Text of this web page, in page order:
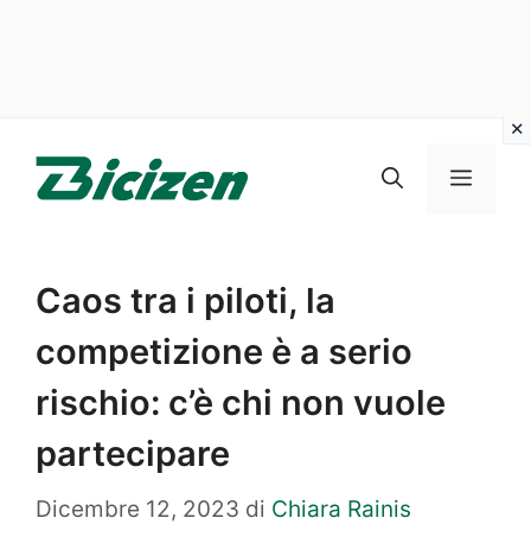
Menu
Caos tra i piloti, la
competizione è a serio
rischio: c’è chi non vuole
partecipare
Dicembre 12, 2023 di Chiara Rainis